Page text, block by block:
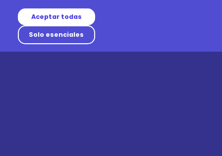
Aceptar todas
Solo esenciales